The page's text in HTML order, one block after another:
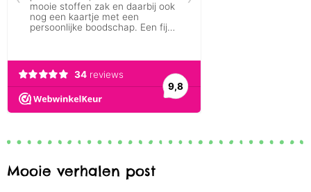
Mooie verhalen post